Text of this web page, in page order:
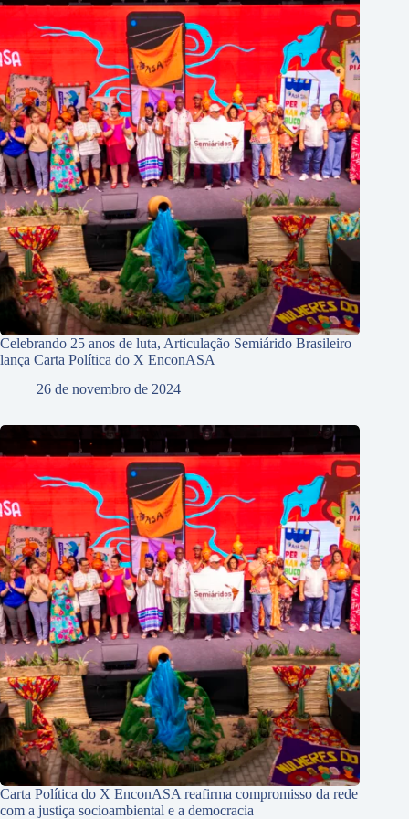
Celebrando 25 anos de luta, Articulação Semiárido Brasileiro
lança Carta Política do X EnconASA
26 de novembro de 2024
Carta Política do X EnconASA reafirma compromisso da rede
com a justiça socioambiental e a democracia